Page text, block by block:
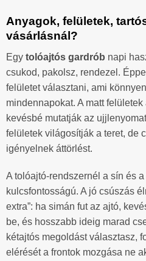
Anyagok, felületek,
vásárlásnál?
Egy tolóajtós gardrób napi
csukod, pakolsz, rendezel.
felületet választani, ami
mindennapokat. A matt
kevésbé mutatják az
felületek világosítják a teret, de
igényelnek áttörlést.
A tolóajtó-rendszernél a sín és
kulcsfontosságú. A jó csúszás
extra”: ha simán fut az ajtó,
be, és hosszabb ideig marad
kétajtós megoldást választasz,
elérését a frontok mozgása ne